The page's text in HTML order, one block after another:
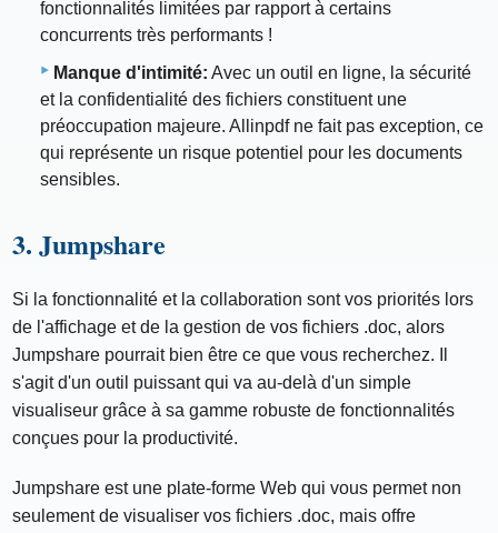
fonctionnalités limitées par rapport à certains
concurrents très performants !
Manque d'intimité: Avec un outil en ligne, la sécurité
et la confidentialité des fichiers constituent une
préoccupation majeure. Allinpdf ne fait pas exception, ce
qui représente un risque potentiel pour les documents
sensibles.
3. Jumpshare
Si la fonctionnalité et la collaboration sont vos priorités lors
de l'affichage et de la gestion de vos fichiers .doc, alors
Jumpshare pourrait bien être ce que vous recherchez. Il
s'agit d'un outil puissant qui va au-delà d'un simple
visualiseur grâce à sa gamme robuste de fonctionnalités
conçues pour la productivité.
Jumpshare est une plate-forme Web qui vous permet non
seulement de visualiser vos fichiers .doc, mais offre